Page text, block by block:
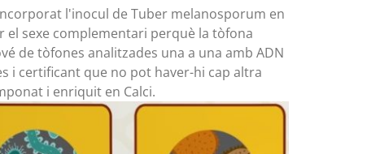
l'inocul de Tuber melanosporum en
sexe complementari perquè la tòfona
de tòfones analitzades una a una amb ADN
i certificant que no pot haver-hi cap altra
i enriquit en Calci.